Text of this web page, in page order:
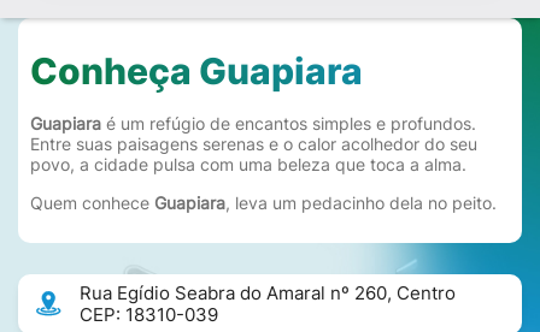
Conheça Guapiara
Guapiara é um refúgio de encantos simples e profundos.
Entre suas paisagens serenas e o calor acolhedor do seu
povo, a cidade pulsa com uma beleza que toca a alma.
Quem conhece Guapiara, leva um pedacinho dela no peito.
Rua Egídio Seabra do Amaral nº 260, Centro
CEP: 18310-039